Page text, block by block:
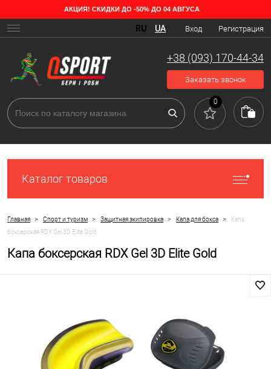
АКЦИЯ! СКИДКИ ДО -50% ДО 04 АВГУСА
Вход Регистрация
RU UA
+38 (093) 170-44-34
Заказать звонок
0
Каталог товаров
Главная > Спорт и туризм > Защитная экипировка > Капа для бокса >
Капа
боксерская RDX Gel 3D Elite Gold
Капа боксерская RDX Gel 3D Elite Gold